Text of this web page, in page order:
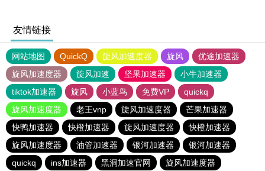
友情链接
网站地图 QuickQ 旋风加速度器 旋风
优途加速器
旋风加速度器
旋风加速 坚果加速器
小牛加速器
tiktok加速器
旋风 小蓝鸟 免费VP
quickq
旋风加速度器
老王vnp 旋风加速度器
芒果加速器
快鸭加速器
快橙加速器 旋风加速度器
快橙加速器
旋风加速度器
油管加速器 银河加速器
银河加速器
quickq
ins加速器 黑洞加速官网 旋风加速度器